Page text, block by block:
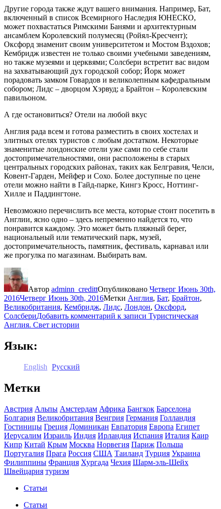
Другие города также ждут вашего внимания. Например, Бат,
включенный в список Всемирного Наследия ЮНЕСКО,
может похвастаться Римскими Банями и архитектурным
ансамблем Королевский полумесяц (Ройял-Кресчент);
Оксфорд знаменит своим университетом и Мостом Вздохов;
Кембридж известен не только своими учебными заведениям,
но также музеями и церквями; Солсбери встретит вас видом
на захватывающий дух городской собор; Йорк может
порадовать замком Говардов и великолепным кафедральным
собором; Лидс – дворцом Хэрвуд; а Брайтон – Королевским
павильоном.
А где остановиться? Отели на любой вкус
Англия рада всем и готова разместить в своих хостелах и
элитных отелях туристов с любым достатком. Некоторые
знаменитые лондонские отели уже сами по себе стали
достопримечательностями, они расположены в старых
центральных городских районах, таких как Белгравия, Челси,
Ковент-Гарден, Мейфер и Сохо. Более доступные по цене
отели можно найти в Гайд-парке, Кингз Кросс, Ноттинг-
Хилле и Паддингтоне.
Невозможно перечислить все места, которые стоит посетить в
Англии, ясно одно – здесь непременно найдется то, что
понравится каждому. Это может быть пляжный берег,
национальный или тематический парк, музей,
достопримечательность, памятник, фестиваль, карнавал или
же прогулка по магазинам. Выбирать вам.
Автор adminn_credittОпубликовано Четверг Июнь 30th,
2016Четверг Июнь 30th, 2016Метки Англия, Бат, Брайтон,
Великобритания, Кембридж, Лидс, Лондон, Оксфорд,
СолсбериДобавить комментарий к записи Туристическая
Англия. Свет истории
Язык:
English Русский
Метки
Австрия Альпы Амстердам Африка Бангкок Барселона
Болгария Великобритания Венгрия Германия Голландия
Гостиницы Греция Доминикан Евпатория Европа Египет
Иерусалим Израиль Индия Ирландия Испания Италия Каир
Кипр Китай Крым Москва Норвегия Париж Польша
Португалия Прага Россия США Таиланд Турция Украина
Филиппины Франция Хургада Чехия Шарм-эль-Шейх
Швейцария туризм
Статьи
Статьи